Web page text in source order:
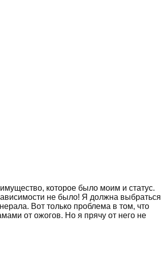
которое было моим и статус.
не было! Я должна выбраться
Вот только проблема в том, что
от ожогов. Но я прячу от него не